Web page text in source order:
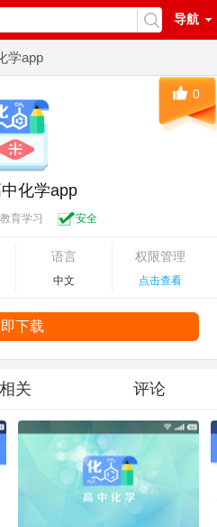
导航
学app
化学app
育学习 安全
语言
中文
权限管理
点击查看
0
下载
相关 评论